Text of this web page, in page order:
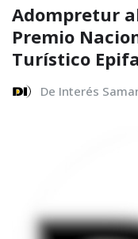
Adompretur
Premio
Turístico
De Interés